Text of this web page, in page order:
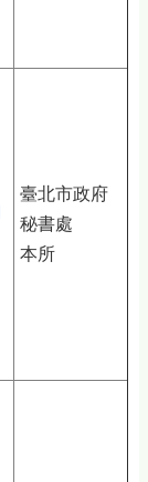
臺北市政府
秘書處
本所